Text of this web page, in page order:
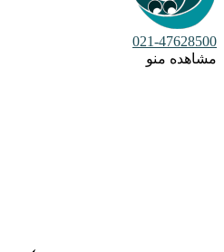
021-47628500
مشاهده منو